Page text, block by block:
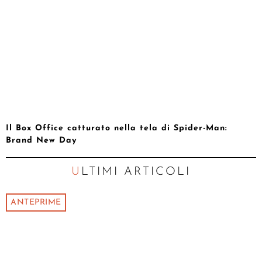
Il Box Office catturato nella tela di Spider-Man:
Brand New Day
ULTIMI ARTICOLI
ANTEPRIME